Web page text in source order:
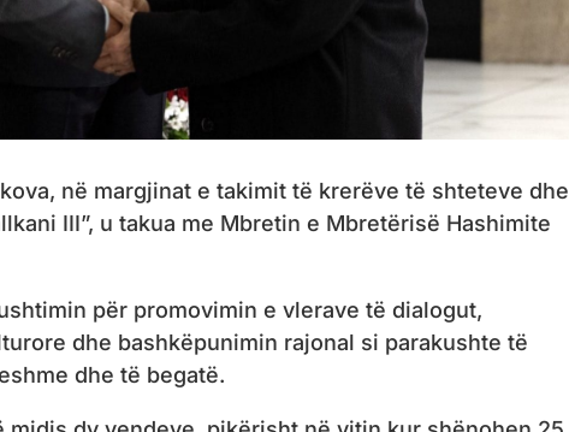
në margjinat e takimit të krerëve të shteteve dhe
III”, u takua me Mbretin e Mbretërisë Hashimite
për promovimin e vlerave të dialogut,
dhe bashkëpunimin rajonal si parakushte të
dhe të begatë.